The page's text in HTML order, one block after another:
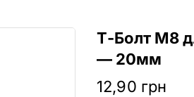
Т-Болт М8
— 20мм
12,90 грн